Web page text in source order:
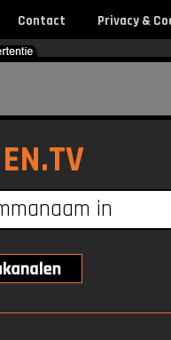
Contact Privacy &